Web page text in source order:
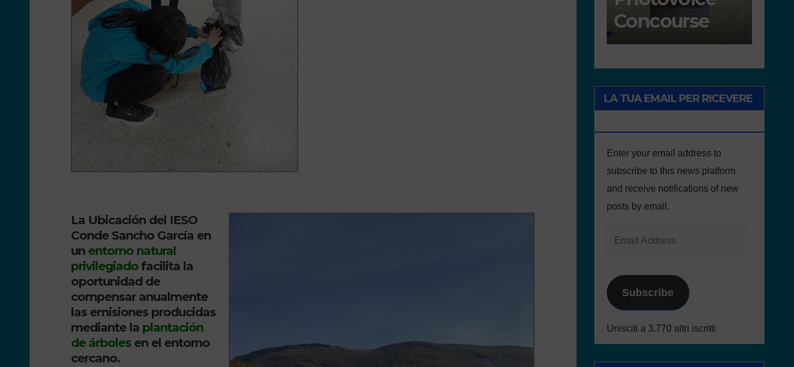
La Ubicación del IESO
Conde Sancho García en
un entorno natural
privilegiado facilita la
oportunidad de
compensar anualmente
las emisiones producidas
mediante la plantación
de árboles en el entorno
cercano.
presented for
the concourse
walks in
defence of
the
LA TUA EMAIL PER RICEVERE
Enter your email address to
subscribe to this news platform
and receive notifications of new
posts by email.
Subscribe
Unisciti a 3.770 altri iscritti